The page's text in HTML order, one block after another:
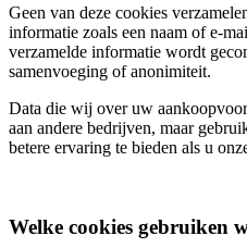
Geen van deze cookies
informatie zoals een naam of e-
verzamelde informatie wordt
samenvoeging of anonimiteit.
Data die wij over uw
aan andere bedrijven, maar
betere ervaring te bieden als u
Welke cookies gebruiken